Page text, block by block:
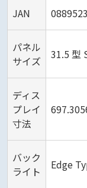
JAN
パネル
サイズ
31.5 型
ディス
プレイ
寸法
バック
ライト
Edge